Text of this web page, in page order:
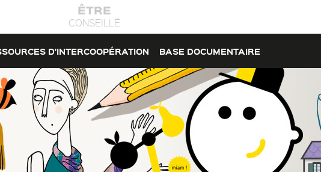
ÊTRE
CONSEILLÉ
D'INTERCOOPÉRATION BASE DOCUMENTAIRE